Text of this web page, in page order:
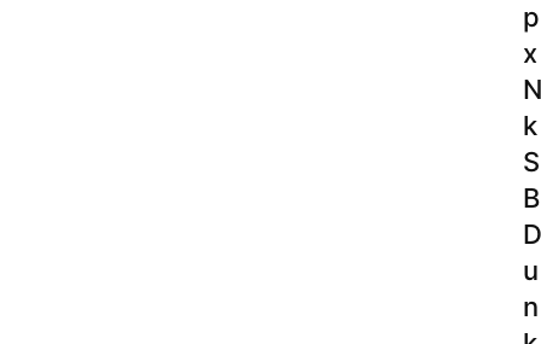
p
x
N
k
S
B
D
u
n